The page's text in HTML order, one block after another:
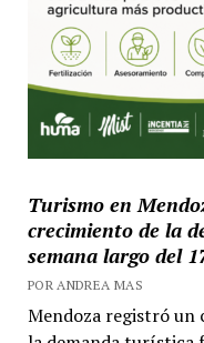
Turismo en
crecimiento de la
semana largo del
POR ANDREA MAS
Mendoza registró un